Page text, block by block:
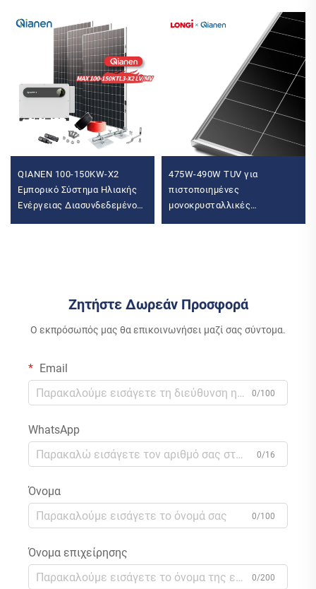
QIANEN 100-150KW-X2
Εμπορικό Σύστημα Ηλιακής
Ενέργειας Διασυνδεδεμένο
475W-490W TUV για
πιστοποιημένες
μονοκρυσταλλικές
Ζητήστε Δωρεάν Προσφορά
Ο εκπρόσωπός μας θα επικοινωνήσει μαζί σας σύντομα.
Email
0/100
WhatsApp
0/16
Όνομα
0/100
Όνομα επιχείρησης
0/200